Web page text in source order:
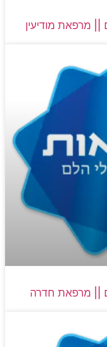
|| מרפאת מודיעין
|| מרפאת חדרה